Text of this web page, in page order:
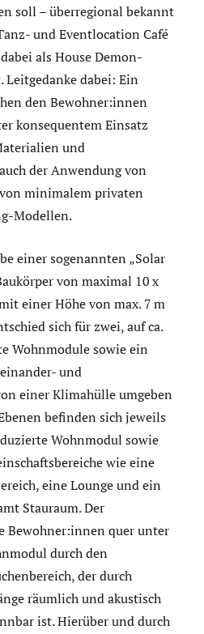
soll – überregional bekannt
und Eventlocation Café
als House Demon­
dabei: Ein
den Bewohner:innen
konsequentem Einsatz
und
der Anwendung von
minimalem privaten
Modellen.
einer sogenannten „Solar
von maximal 10 x
einer Höhe von max. 7 m
sich für zwei, auf ca.
Wohnmodule sowie ein
und
einer Klimahülle umgeben
befinden sich jeweils
Wohnmodul sowie
wie eine
eine Lounge und ein
Stauraum. Der
Bewohner:innen quer unter
durch den
der durch
räumlich und akustisch
ist. Hierüber und durch